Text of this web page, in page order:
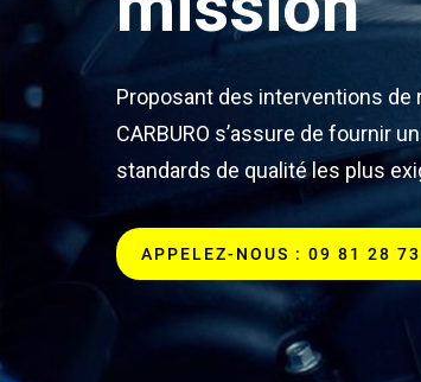
Proposant des interventions de
CARBURO s’assure de fournir
standards de qualité les plus
APPELEZ-NOUS : 09 81 28